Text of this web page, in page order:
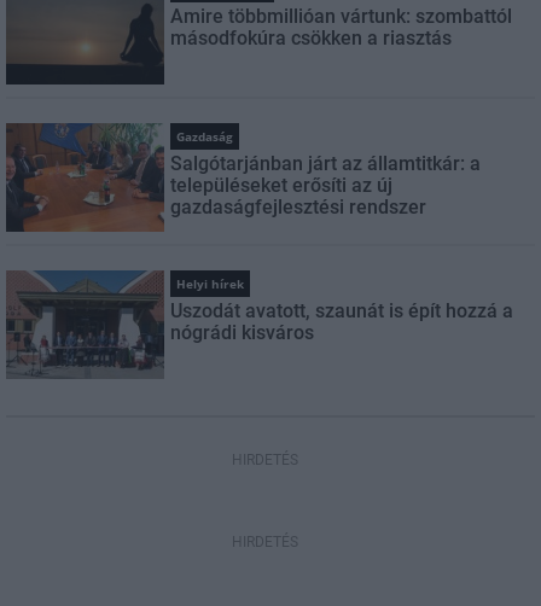
Amire többmillióan vártunk: szombattól
másodfokúra csökken a riasztás
Gazdaság
Salgótarjánban járt az államtitkár: a
településeket erősíti az új
gazdaságfejlesztési rendszer
Helyi hírek
Uszodát avatott, szaunát is épít hozzá a
nógrádi kisváros
HIRDETÉS
HIRDETÉS